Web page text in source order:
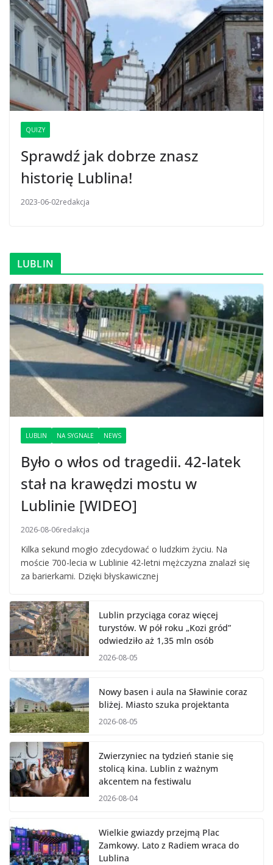
QUIZY
Sprawdź jak dobrze znasz
historię Lublina!
2023-06-02redakcja
LUBLIN
LUBLIN NA SYGNALE NEWS
Było o włos od tragedii. 42-latek
stał na krawędzi mostu w
Lublinie [WIDEO]
2026-08-06redakcja
Kilka sekund mogło zdecydować o ludzkim życiu. Na
moście 700-lecia w Lublinie 42-letni mężczyzna znalazł się
za barierkami. Dzięki błyskawicznej
Lublin przyciąga coraz więcej
turystów. W pół roku „Kozi gród”
odwiedziło aż 1,35 mln osób
2026-08-05
Nowy basen i aula na Sławinie coraz
bliżej. Miasto szuka projektanta
2026-08-05
Zwierzyniec na tydzień stanie się
stolicą kina. Lublin z ważnym
akcentem na festiwalu
2026-08-04
Wielkie gwiazdy przejmą Plac
Zamkowy. Lato z Radiem wraca do
Lublina